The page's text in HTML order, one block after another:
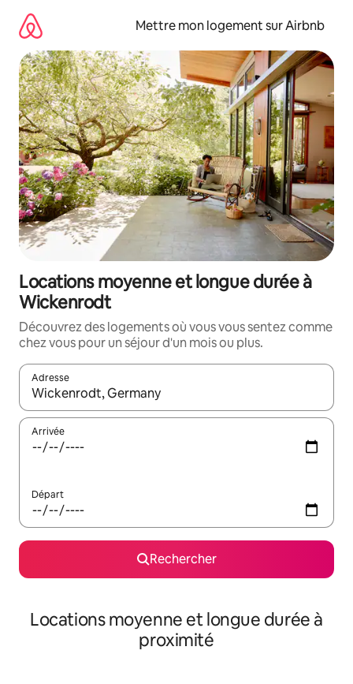
directement
contenu
Mettre mon logement sur Airbnb
Locations moyenne et longue durée à
Wickenrodt
Découvrez des logements où vous vous sentez comme
chez vous pour un séjour d'un mois ou plus.
Adresse
Lorsque les résultats s'affichent, utilisez les flèches vers le
Arrivée
Départ
Rechercher
Locations moyenne et longue durée à
proximité